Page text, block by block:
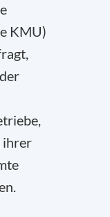
KMU)
ihrer